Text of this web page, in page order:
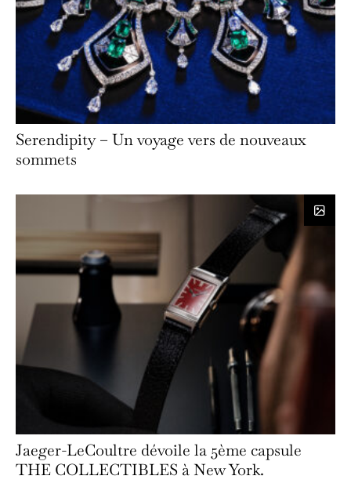
Serendipity – Un voyage vers de nouveaux
sommets
Jaeger-LeCoultre dévoile la 5ème capsule
THE COLLECTIBLES à New York.